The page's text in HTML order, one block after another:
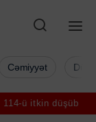
Canseverin son
Cəmiyyət